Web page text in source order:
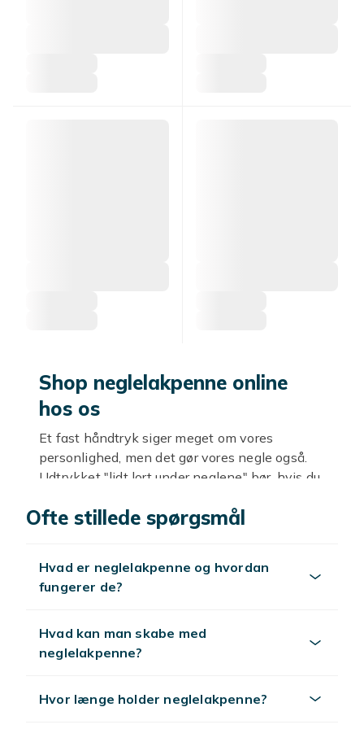
Shop neglelakpenne online
hos os
Et fast håndtryk siger meget om vores
personlighed, men det gør vores negle også.
Udtrykket "lidt lort under neglene" bør, hvis du
bliver ældre, og i stedet passe på og pleje dine
kommer til neglepleje, og på netop denne side
finder du alle vores billige neglelakpenne.
negle, hvad de fortjener: uendelig
neglekærlighed.
Ofte stillede spørgsmål
Hvad er neglelakpenne og hvordan
fungerer de?
Hvad kan man skabe med
neglelakpenne?
Hvor længe holder neglelakpenne?